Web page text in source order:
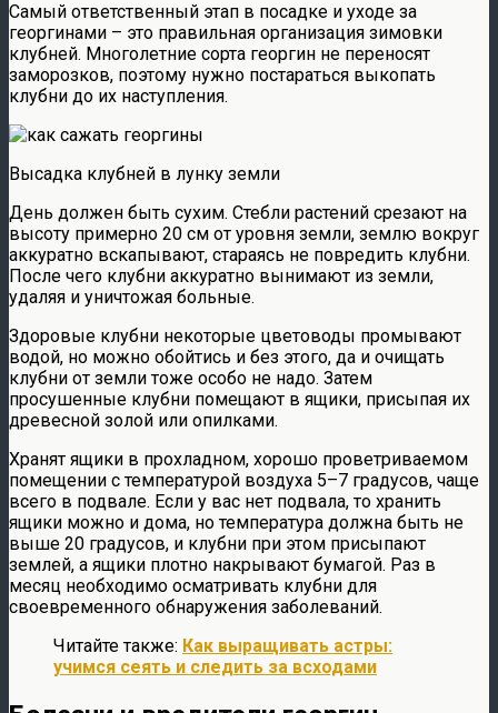
Самый ответственный этап в посадке и уходе за
георгинами – это правильная организация зимовки
клубней. Многолетние сорта георгин не переносят
заморозков, поэтому нужно постараться выкопать
клубни до их наступления.
Высадка клубней в лунку земли
День должен быть сухим. Стебли растений срезают на
высоту примерно 20 см от уровня земли, землю вокруг
аккуратно вскапывают, стараясь не повредить клубни.
После чего клубни аккуратно вынимают из земли,
удаляя и уничтожая больные.
Здоровые клубни некоторые цветоводы промывают
водой, но можно обойтись и без этого, да и очищать
клубни от земли тоже особо не надо. Затем
просушенные клубни помещают в ящики, присыпая их
древесной золой или опилками.
Хранят ящики в прохладном, хорошо проветриваемом
помещении с температурой воздуха 5–7 градусов, чаще
всего в подвале. Если у вас нет подвала, то хранить
ящики можно и дома, но температура должна быть не
выше 20 градусов, и клубни при этом присыпают
землей, а ящики плотно накрывают бумагой. Раз в
месяц необходимо осматривать клубни для
своевременного обнаружения заболеваний.
Читайте также: Как выращивать астры:
учимся сеять и следить за всходами